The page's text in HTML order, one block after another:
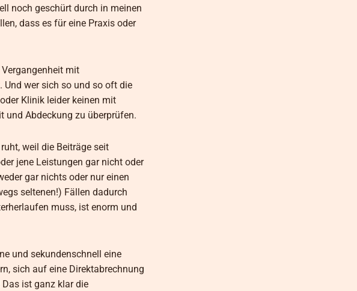
noch geschürt durch in meinen
dass es für eine Praxis oder
mit
Und wer sich so und so oft die
Klinik leider keinen mit
und Abdeckung zu überprüfen.
weil die Beiträge seit
jene Leistungen gar nicht oder
gar nichts oder nur einen
seltenen!) Fällen dadurch
muss, ist enorm und
und sekundenschnell eine
sich auf eine Direktabrechnung
ist ganz klar die